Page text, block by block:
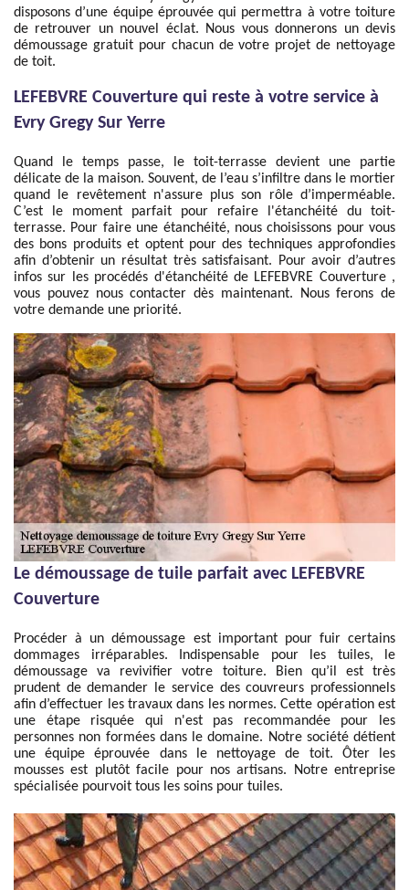
disposons d’une équipe éprouvée qui permettra à votre toiture
de retrouver un nouvel éclat. Nous vous donnerons un devis
démoussage gratuit pour chacun de votre projet de nettoyage
de toit.
LEFEBVRE Couverture qui reste à votre service à
Evry Gregy Sur Yerre
Quand le temps passe, le toit-terrasse devient une partie
délicate de la maison. Souvent, de l’eau s’infiltre dans le mortier
quand le revêtement n'assure plus son rôle d’imperméable.
C’est le moment parfait pour refaire l'étanchéité du toit-
terrasse. Pour faire une étanchéité, nous choisissons pour vous
des bons produits et optent pour des techniques approfondies
afin d’obtenir un résultat très satisfaisant. Pour avoir d’autres
infos sur les procédés d'étanchéité de LEFEBVRE Couverture ,
vous pouvez nous contacter dès maintenant. Nous ferons de
votre demande une priorité.
Le démoussage de tuile parfait avec LEFEBVRE
Couverture
Procéder à un démoussage est important pour fuir certains
dommages irréparables. Indispensable pour les tuiles, le
démoussage va revivifier votre toiture. Bien qu’il est très
prudent de demander le service des couvreurs professionnels
afin d’effectuer les travaux dans les normes. Cette opération est
une étape risquée qui n'est pas recommandée pour les
personnes non formées dans le domaine. Notre société détient
une équipe éprouvée dans le nettoyage de toit. Ôter les
mousses est plutôt facile pour nos artisans. Notre entreprise
spécialisée pourvoit tous les soins pour tuiles.